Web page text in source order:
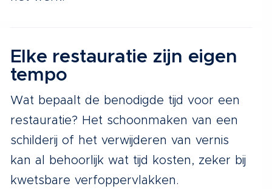
Elke restauratie zijn eigen
tempo
Wat bepaalt de benodigde tijd voor een
restauratie? Het schoonmaken van een
schilderij of het verwijderen van vernis
kan al behoorlijk wat tijd kosten, zeker bij
kwetsbare verfoppervlakken.